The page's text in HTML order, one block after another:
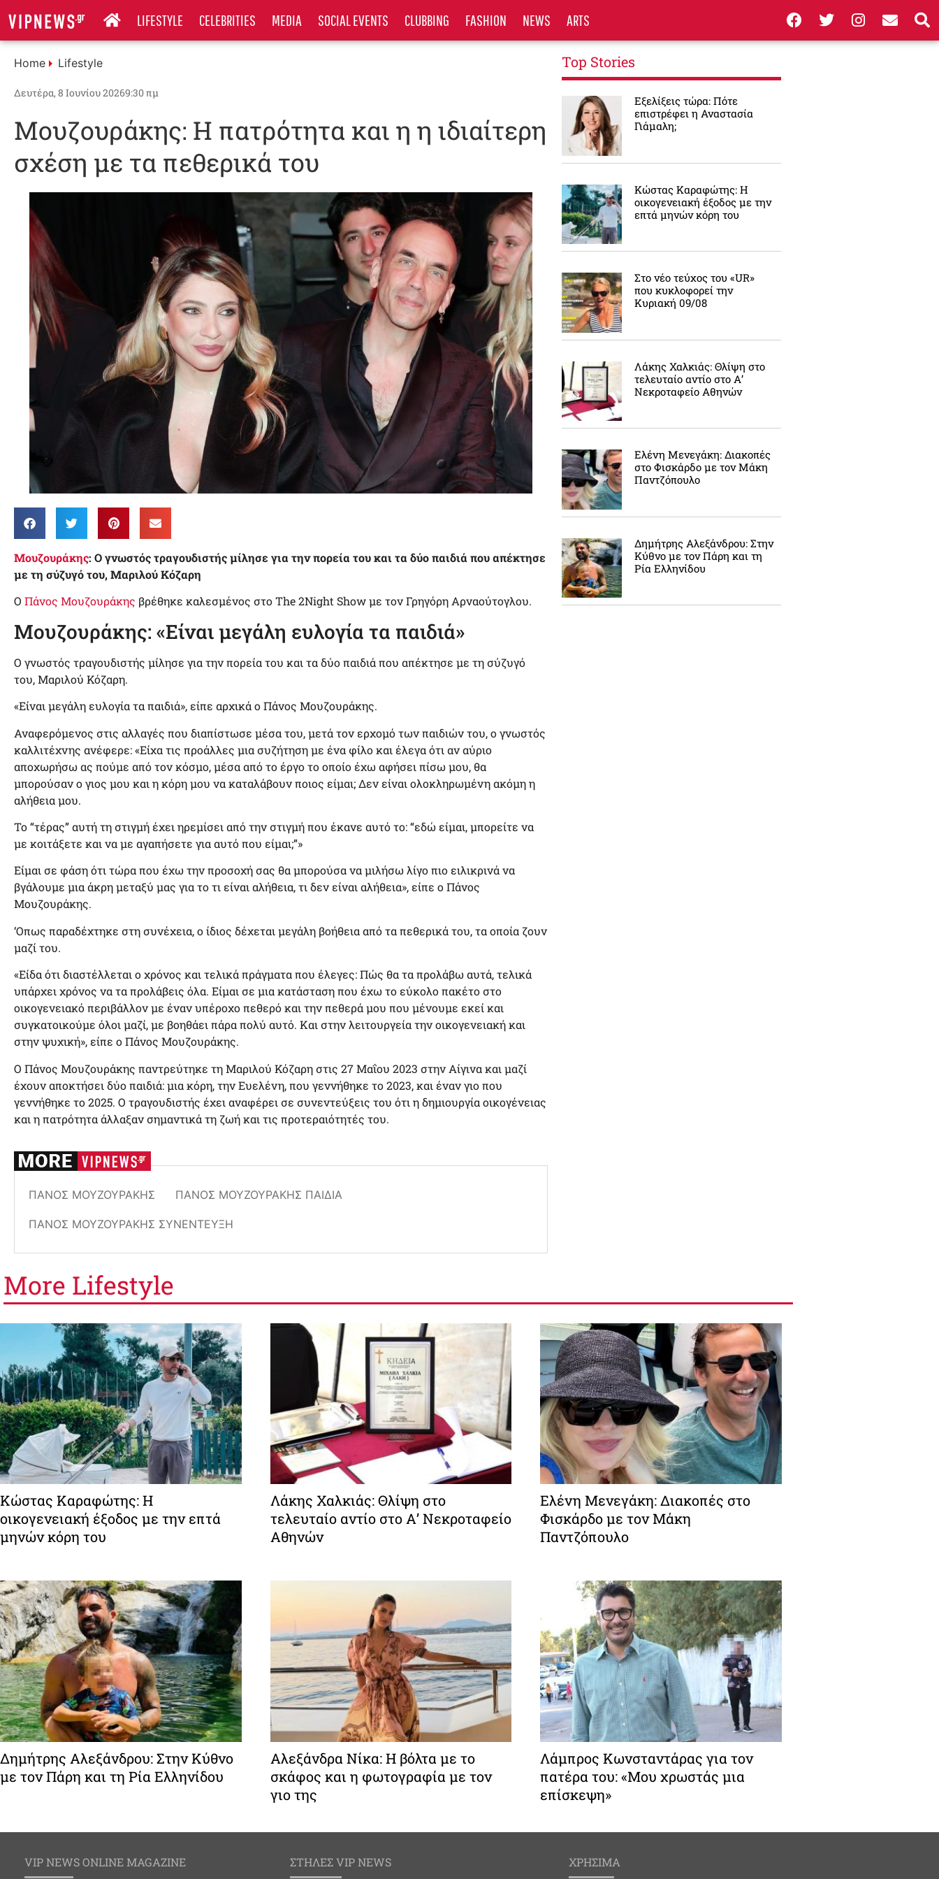
LIFESTYLE CELEBRITIES MEDIA SOCIAL EVENTS CLUBBING FASHION NEWS ARTS
Home Lifestyle
Δευτέρα, 8 Ιουνίου 20269:30 πμ
Μουζουράκης: Η πατρότητα και η η ιδιαίτερη
σχέση με τα πεθερικά του
Μουζουράκης: Ο γνωστός τραγουδιστής μίλησε για την πορεία του και τα δύο παιδιά που απέκτησε
με τη σύζυγό του, Μαριλού Κόζαρη
Ο Πάνος Μουζουράκης βρέθηκε καλεσμένος στο The 2Night Show με τον Γρηγόρη Αρναούτογλου.
Μουζουράκης: «Είναι μεγάλη ευλογία τα παιδιά»
Ο γνωστός τραγουδιστής μίλησε για την πορεία του και τα δύο παιδιά που απέκτησε με τη σύζυγό
του, Μαριλού Κόζαρη.
«Είναι μεγάλη ευλογία τα παιδιά», είπε αρχικά ο Πάνος Μουζουράκης.
Αναφερόμενος στις αλλαγές που διαπίστωσε μέσα του, μετά τον ερχομό των παιδιών του, ο γνωστός
καλλιτέχνης ανέφερε: «Είχα τις προάλλες μια συζήτηση με ένα φίλο και έλεγα ότι αν αύριο
αποχωρήσω ας πούμε από τον κόσμο, μέσα από το έργο το οποίο έχω αφήσει πίσω μου, θα
μπορούσαν ο γιος μου και η κόρη μου να καταλάβουν ποιος είμαι; Δεν είναι ολοκληρωμένη ακόμη η
αλήθεια μου.
Το “τέρας” αυτή τη στιγμή έχει ηρεμίσει από την στιγμή που έκανε αυτό το: “εδώ είμαι, μπορείτε να
με κοιτάξετε και να με αγαπήσετε για αυτό που είμαι;”»
Είμαι σε φάση ότι τώρα που έχω την προσοχή σας θα μπορούσα να μιλήσω λίγο πιο ειλικρινά να
βγάλουμε μια άκρη μεταξύ μας για το τι είναι αλήθεια, τι δεν είναι αλήθεια», είπε ο Πάνος
Μουζουράκης.
‘Οπως παραδέχτηκε στη συνέχεια, ο ίδιος δέχεται μεγάλη βοήθεια από τα πεθερικά του, τα οποία ζουν
μαζί του.
«Είδα ότι διαστέλλεται ο χρόνος και τελικά πράγματα που έλεγες: Πώς θα τα προλάβω αυτά, τελικά
υπάρχει χρόνος να τα προλάβεις όλα. Είμαι σε μια κατάσταση που έχω το εύκολο πακέτο στο
οικογενειακό περιβάλλον με έναν υπέροχο πεθερό και την πεθερά μου που μένουμε εκεί και
συγκατοικούμε όλοι μαζί, με βοηθάει πάρα πολύ αυτό. Και στην λειτουργεία την οικογενειακή και
στην ψυχική», είπε ο Πάνος Μουζουράκης.
Ο Πάνος Μουζουράκης παντρεύτηκε τη Μαριλού Κόζαρη στις 27 Μαΐου 2023 στην Αίγινα και μαζί
έχουν αποκτήσει δύο παιδιά: μια κόρη, την Ευελένη, που γεννήθηκε το 2023, και έναν γιο που
γεννήθηκε το 2025. Ο τραγουδιστής έχει αναφέρει σε συνεντεύξεις του ότι η δημιουργία οικογένειας
και η πατρότητα άλλαξαν σημαντικά τη ζωή και τις προτεραιότητές του.
ΠΆΝΟΣ ΜΟΥΖΟΥΡΆΚΗΣ ΠΆΝΟΣ ΜΟΥΖΟΥΡΆΚΗΣ ΠΑΙΔΙΆ
ΠΆΝΟΣ ΜΟΥΖΟΥΡΆΚΗΣ ΣΥΝΈΝΤΕΥΞΗ
Top Stories
Εξελίξεις τώρα: Πότε
επιστρέφει η Αναστασία
Γιάμαλη;
Κώστας Καραφώτης: Η
οικογενειακή έξοδος με την
επτά μηνών κόρη του
Στο νέο τεύχος του «UR»
που κυκλοφορεί την
Κυριακή 09/08
Λάκης Χαλκιάς: Θλίψη στο
τελευταίο αντίο στο Α’
Νεκροταφείο Αθηνών
Ελένη Μενεγάκη: Διακοπές
στο Φισκάρδο με τον Μάκη
Παντζόπουλο
Δημήτρης Αλεξάνδρου: Στην
Κύθνο με τον Πάρη και τη
Ρία Ελληνίδου
More Lifestyle
Κώστας Καραφώτης: Η
οικογενειακή έξοδος με την επτά
μηνών κόρη του
Λάκης Χαλκιάς: Θλίψη στο
τελευταίο αντίο στο Α’ Νεκροταφείο
Αθηνών
Ελένη Μενεγάκη: Διακοπές στο
Φισκάρδο με τον Μάκη
Παντζόπουλο
Δημήτρης Αλεξάνδρου: Στην Κύθνο
με τον Πάρη και τη Ρία Ελληνίδου
Αλεξάνδρα Νίκα: Η βόλτα με το
σκάφος και η φωτογραφία με τον
γιο της
Λάμπρος Κωνσταντάρας για τον
πατέρα του: «Μου χρωστάς μια
επίσκεψη»
VIP NEWS ONLINE MAGAZINE ΣΤΗΛΕΣ VIP NEWS ΧΡΗΣΙΜΑ